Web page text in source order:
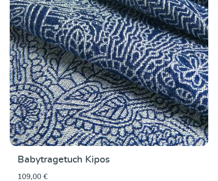
Babytragetuch Kipos
109,00 €